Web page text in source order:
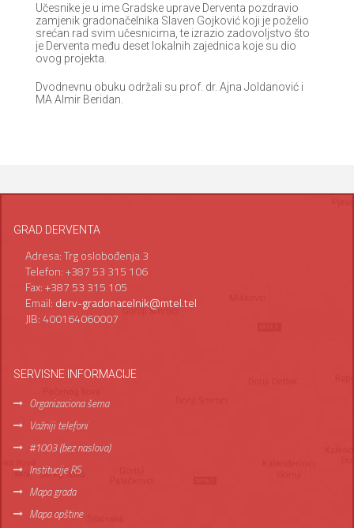
Učesnike je u ime Gradske uprave Derventa pozdravio
zamjenik gradonačelnika Slaven Gojković koji je poželio
srećan rad svim učesnicima, te izrazio zadovoljstvo što
je Derventa među deset lokalnih zajednica koje su dio
ovog projekta.
Dvodnevnu obuku održali su prof. dr. Ajna Joldanović i
MA Almir Beridan.
GRAD DERVENTA
Adresa: Trg oslobođenja 3
Telefon: +387 53 315 106
Fax: +387 53 315 105
Email: derv-gradonacelnik@mtel.tel
JIB: 400164060007
SERVISNE INFORMACIJE
Organizaciona šema
Važniji telefoni
#1003 (bez naslova)
Institucije RS
Mapa grada
Mapa opštine